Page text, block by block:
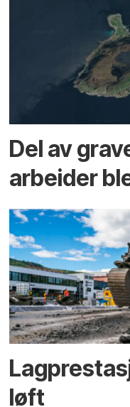
Del av
arbeider
løft